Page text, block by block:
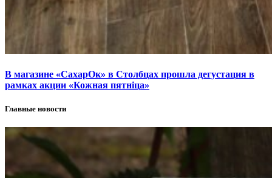
В магазине «СахарОк» в Столбцах прошла дегустация в
рамках акции «Кожная пятніца»
Главные новости